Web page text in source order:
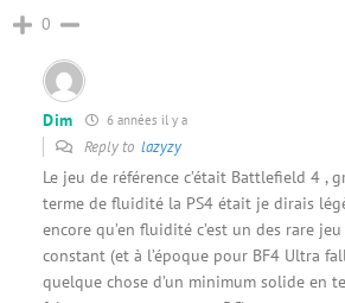
0
Dim 6 années il y a
Reply to lazyzy
Le jeu de référence c’était Battlefield 4 ,
terme de fluidité la PS4 était je dirais
encore qu’en fluidité c’est un des rare
constant (et à l’époque pour BF4 Ultra
quelque chose d’un minimum solide en